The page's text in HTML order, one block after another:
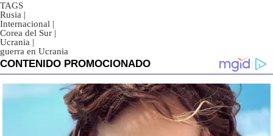
TAGS
Rusia |
Internacional |
Corea del Sur |
Ucrania |
guerra en Ucrania